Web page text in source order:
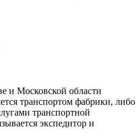
и Московской области
транспортом фабрики, либо
транспортной
экспедитор и